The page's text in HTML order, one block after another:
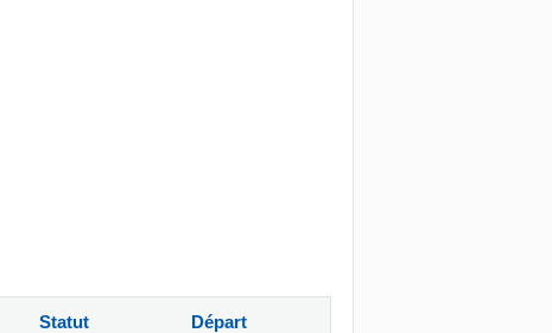
Statut Départ